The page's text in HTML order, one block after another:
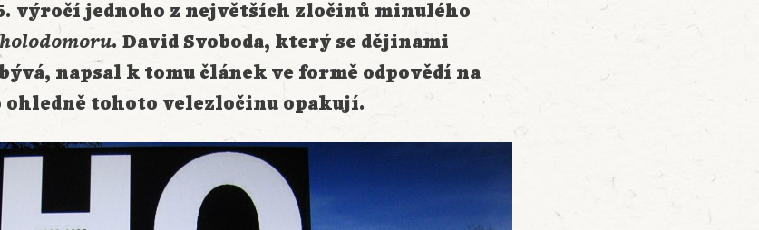
výročí jednoho z největších zločinů minulého
holodomoru. David Svoboda, který se dějinami
napsal k tomu článek ve formě odpovědí na
ohledně tohoto velezločinu opakují.